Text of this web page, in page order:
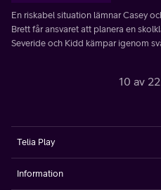
En riskabel situation lämnar Casey
Brett får ansvaret att planera en
Severide och Kidd kämpar igenom
10 av
Telia Play
Information